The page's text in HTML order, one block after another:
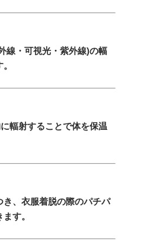
線・可視光・紫外線)の幅
輻射することで体を保温
、衣服着脱の際のパチパ
す。